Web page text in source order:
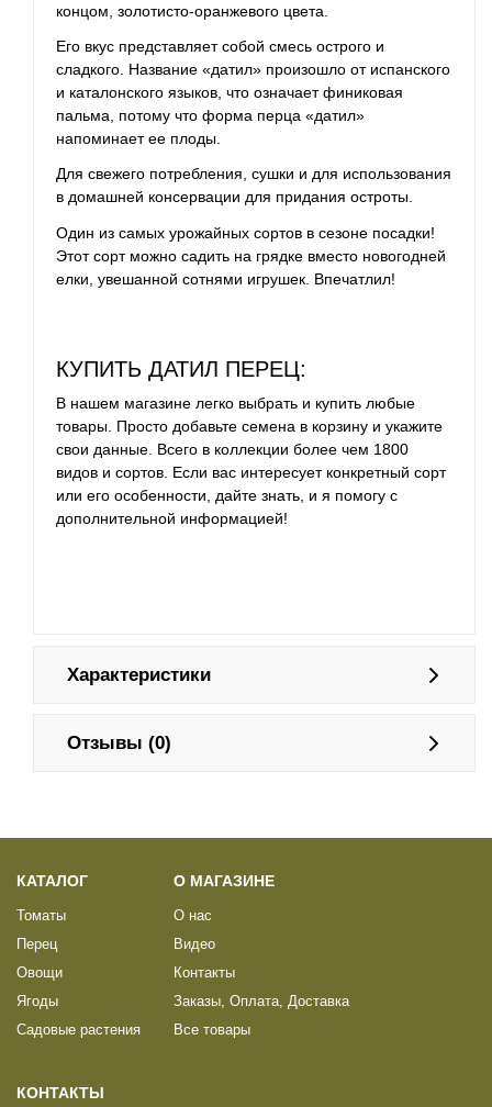
концом, золотисто-оранжевого цвета.
Его вкус представляет собой смесь острого и
сладкого. Название «датил» произошло от испанского
и каталонского языков, что означает финиковая
пальма, потому что форма перца «датил»
напоминает ее плоды.
Для свежего потребления, сушки и для использования
в домашней консервации для придания остроты.
Один из самых урожайных сортов в сезоне посадки!
Этот сорт можно садить на грядке вместо новогодней
елки, увешанной сотнями игрушек. Впечатлил!
КУПИТЬ ДАТИЛ ПЕРЕЦ:
В нашем магазине легко выбрать и купить любые
товары. Просто добавьте семена в корзину и укажите
свои данные. Всего в коллекции более чем 1800
видов и сортов. Если вас интересует конкретный сорт
или его особенности, дайте знать, и я помогу с
дополнительной информацией!
Характеристики
Отзывы (0)
КАТАЛОГ
Томаты
Перец
Овощи
Ягоды
Садовые растения
О МАГАЗИНЕ
О нас
Видео
Контакты
Заказы, Оплата, Доставка
Все товары
КОНТАКТЫ